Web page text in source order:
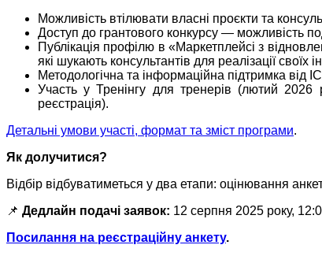
Можливість втілювати власні проєкти та
Доступ до грантового конкурсу — можливість
Публікація профілю в «Маркетплейсі з
які шукають консультантів для реалізації своїх
Методологічна та інформаційна підтримка від
Участь у Тренінгу для тренерів (лютий
реєстрація).
Детальні умови участі, формат та зміст програми.
Як долучитися?
Відбір відбуватиметься у два етапи: оцінювання
📌 Дедлайн подачі заявок: 12 серпня 2025 року,
Посилання на реєстраційну анкету.